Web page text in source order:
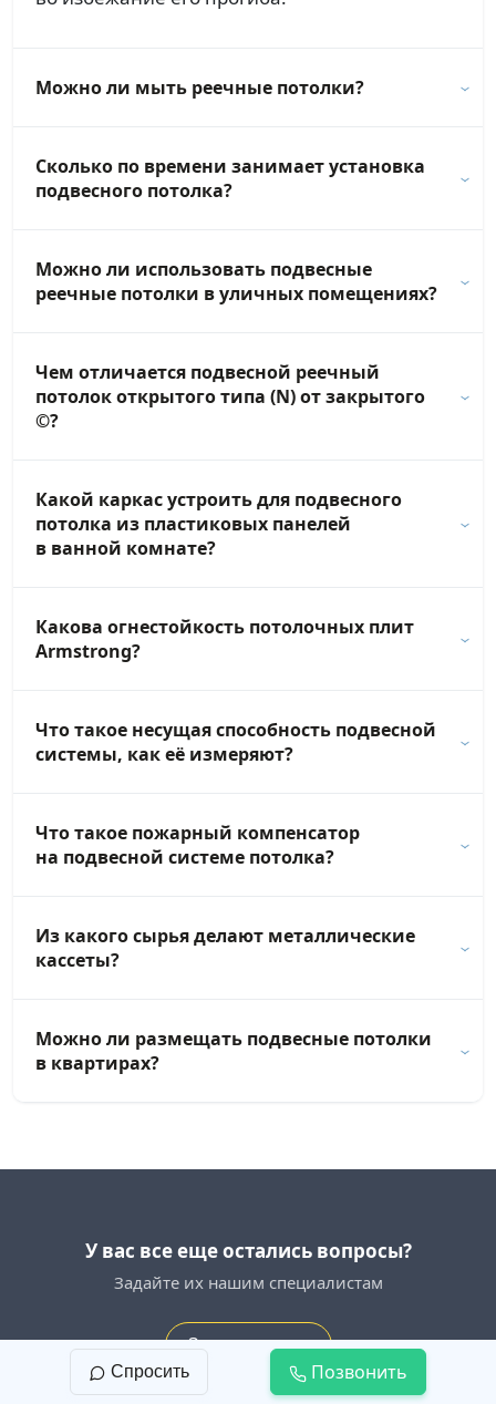
Можно ли мыть реечные потолки?
Сколько по времени занимает установка
подвесного потолка?
Можно ли использовать подвесные
реечные потолки в уличных помещениях?
Чем отличается подвесной реечный
потолок открытого типа (N) от закрытого
©?
Какой каркас устроить для подвесного
потолка из пластиковых панелей
в ванной комнате?
Какова огнестойкость потолочных плит
Armstrong?
Что такое несущая способность подвесной
системы, как её измеряют?
Что такое пожарный компенсатор
на подвесной системе потолка?
Из какого сырья делают металлические
кассеты?
Можно ли размещать подвесные потолки
в квартирах?
У вас все еще остались вопросы?
Задайте их нашим специалистам
Задать вопрос
Спросить
Позвонить